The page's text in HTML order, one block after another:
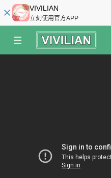
VIVILIAN
立刻使用官方APP